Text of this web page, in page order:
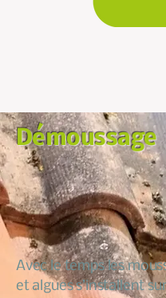
Démoussage
Avec le temps les
et algues s’installent